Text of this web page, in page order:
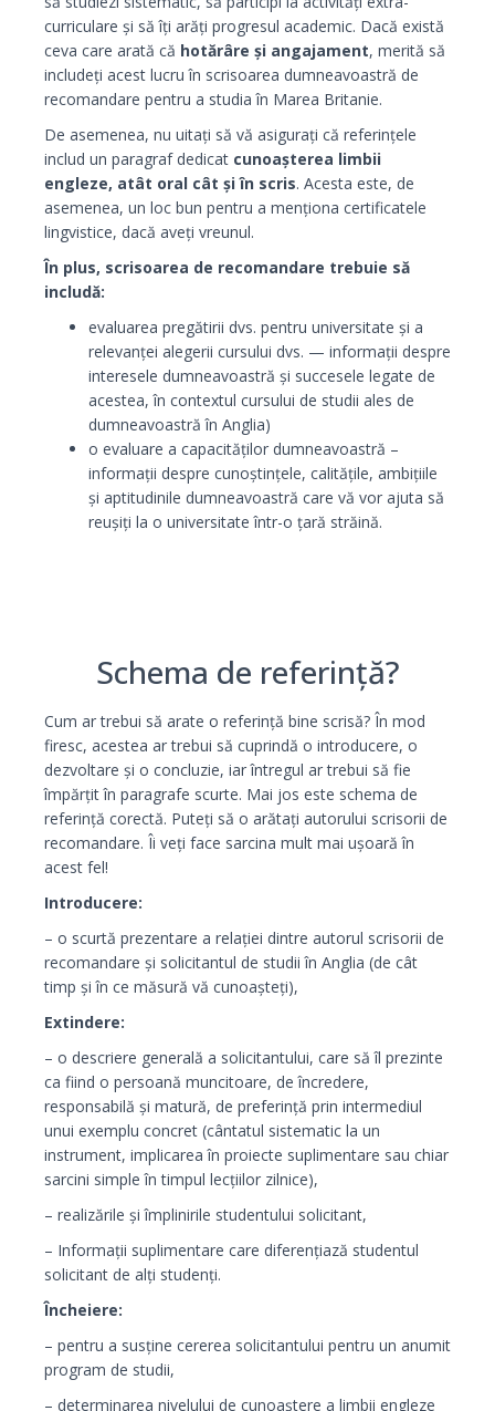
curriculare și să îți arăți progresul academic. Dacă există
ceva care arată că hotărâre și angajament, merită să
includeți acest lucru în scrisoarea dumneavoastră de
recomandare pentru a studia în Marea Britanie.
De asemenea, nu uitați să vă asigurați că referințele
includ un paragraf dedicat cunoașterea limbii
engleze, atât oral cât și în scris. Acesta este, de
asemenea, un loc bun pentru a menționa certificatele
lingvistice, dacă aveți vreunul.
În plus, scrisoarea de recomandare trebuie să
includă:
evaluarea pregătirii dvs. pentru universitate și a
relevanței alegerii cursului dvs. — informații despre
interesele dumneavoastră și succesele legate de
acestea, în contextul cursului de studii ales de
dumneavoastră în Anglia)
o evaluare a capacităților dumneavoastră –
informații despre cunoștințele, calitățile, ambițiile
și aptitudinile dumneavoastră care vă vor ajuta să
reușiți la o universitate într-o țară străină.
Schema de referință?
Cum ar trebui să arate o referință bine scrisă? În mod
firesc, acestea ar trebui să cuprindă o introducere, o
dezvoltare și o concluzie, iar întregul ar trebui să fie
împărțit în paragrafe scurte. Mai jos este schema de
referință corectă. Puteți să o arătați autorului scrisorii de
recomandare. Îi veți face sarcina mult mai ușoară în
acest fel!
Introducere:
– o scurtă prezentare a relației dintre autorul scrisorii de
recomandare și solicitantul de studii în Anglia (de cât
timp și în ce măsură vă cunoașteți),
Extindere:
– o descriere generală a solicitantului, care să îl prezinte
ca fiind o persoană muncitoare, de încredere,
responsabilă și matură, de preferință prin intermediul
unui exemplu concret (cântatul sistematic la un
instrument, implicarea în proiecte suplimentare sau chiar
sarcini simple în timpul lecțiilor zilnice),
– realizările și împlinirile studentului solicitant,
– Informații suplimentare care diferențiază studentul
solicitant de alți studenți.
Încheiere:
– pentru a susține cererea solicitantului pentru un anumit
program de studii,
– determinarea nivelului de cunoaștere a limbii engleze